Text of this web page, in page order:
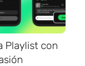
Playlist con